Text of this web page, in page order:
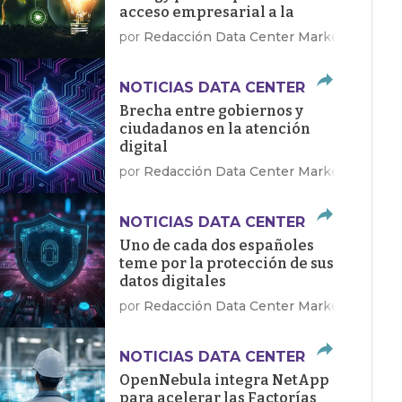
acceso empresarial a la
energía limpia
por Redacción Data Center Market
NOTICIAS DATA CENTER
Brecha entre gobiernos y
ciudadanos en la atención
digital
por Redacción Data Center Market
NOTICIAS DATA CENTER
Uno de cada dos españoles
teme por la protección de sus
datos digitales
por Redacción Data Center Market
NOTICIAS DATA CENTER
OpenNebula integra NetApp
para acelerar las Factorías